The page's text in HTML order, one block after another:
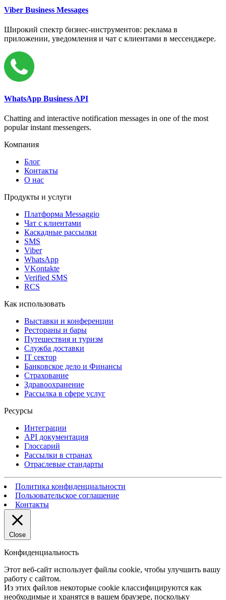
Viber Business Messages
Широкий спектр бизнес-инструментов: реклама в
приложении, уведомления и чат с клиентами в мессенджере.
WhatsApp Business API
Chatting and interactive notification messages in one of the most
popular instant messengers.
Компания
Блог
Контакты
О нас
Продукты и услуги
Платформа Messaggio
Чат с клиентами
Каскадные рассылки
SMS
Viber
WhatsApp
VKontakte
Verified SMS
RCS
Как использовать
Выставки и конференции
Рестораны и бары
Путешествия и туризм
Служба доставки
IT сектор
Банковское дело и Финансы
Страхование
Здравоохранение
Рассылка в сфере услуг
Ресурсы
Интеграции
API документация
Глоссарий
Рассылки в странах
Отраслевые стандарты
Политика конфиденциальности
Пользовательское соглашение
Контакты
Close
Конфиденциальность
Этот веб-сайт использует файлы cookie, чтобы улучшить вашу
работу с сайтом.
Из этих файлов некоторые cookie классифицируются как
необходимые и хранятся в вашем браузере, поскольку